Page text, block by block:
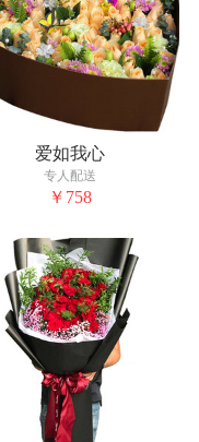
爱如我心
专人配送
￥758